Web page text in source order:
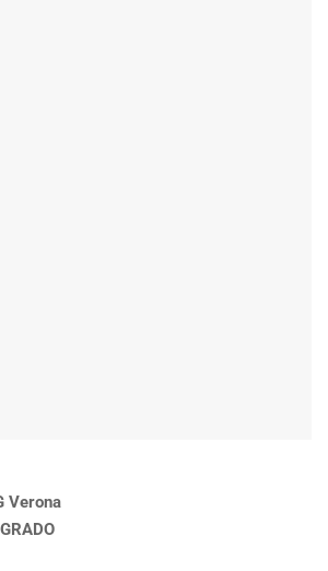
Verona